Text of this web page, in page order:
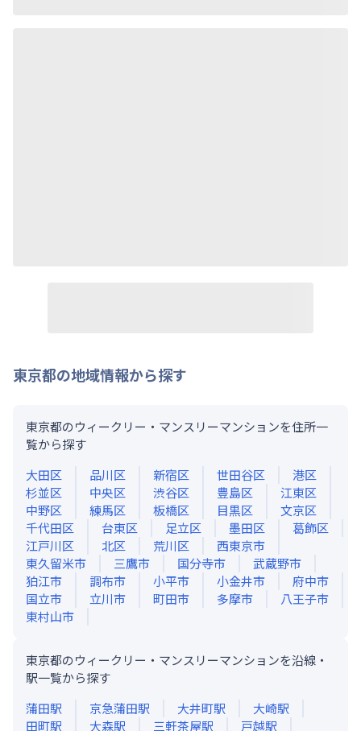
東京都の地域情報から探す
東京都のウィークリー・マンスリーマンションを住所一
覧から探す
大田区
品川区 新宿区 世田谷区
港区
杉並区
中央区 渋谷区 豊島区
江東区
中野区
練馬区 板橋区 目黒区
文京区
千代田区
台東区 足立区 墨田区
葛飾区
江戸川区
北区 荒川区
西東京市
東久留米市
三鷹市 国分寺市
武蔵野市
狛江市
調布市 小平市 小金井市
府中市
国立市
立川市 町田市 多摩市
八王子市
東村山市
東京都のウィークリー・マンスリーマンションを沿線・
駅一覧から探す
蒲田駅 京急蒲田駅 大井町駅 大崎駅
田町駅 大森駅 三軒茶屋駅 戸越駅